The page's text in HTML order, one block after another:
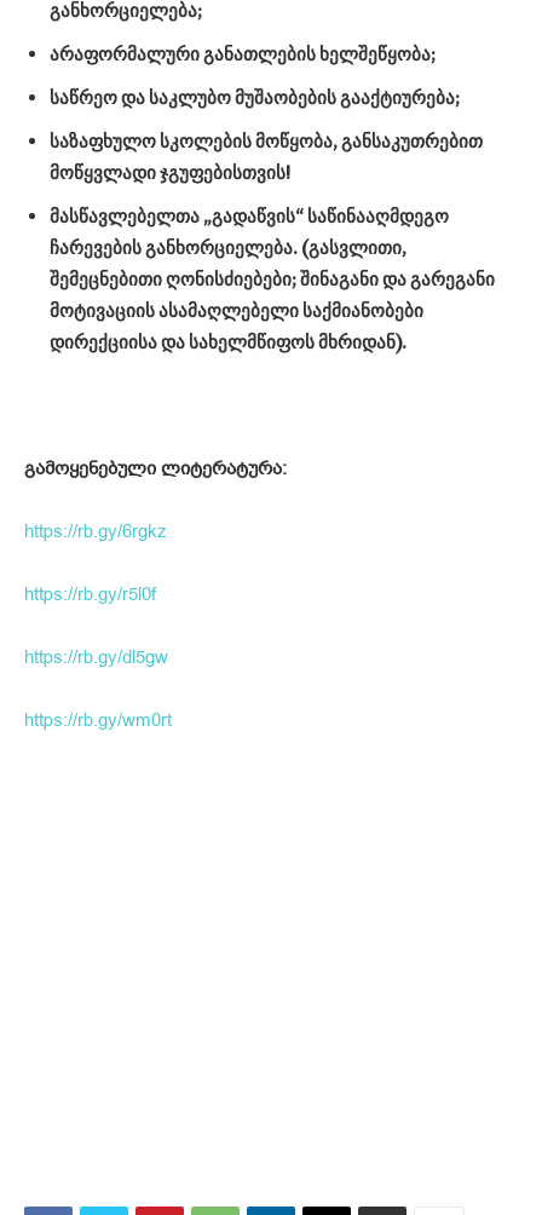
განხორციელება;
არაფორმალურიგანათლების ხელშეწყობა;
საწრეოდა საკლუბომუშაობებისგააქტიურება;
საზაფხულო სკოლებისმოწყობა,განსაკუთრებით
მოწყვლადიჯგუფებისთვის!
მასწავლებელთა „გადაწვის“ საწინააღმდეგო
ჩარევებისგანხორციელება. (გასვლითი,
შემეცნებითიღონისძიებები;შინაგანიდაგარეგანი
მოტივაციისასამაღლებელი საქმიანობები
დირექციისადა სახელმწიფოსმხრიდან).
გამოყენებული ლიტერატურა:
https://rb.gy/6rgkz
https://rb.gy/r5l0f
https://rb.gy/dl5gw
https://rb.gy/wm0rt